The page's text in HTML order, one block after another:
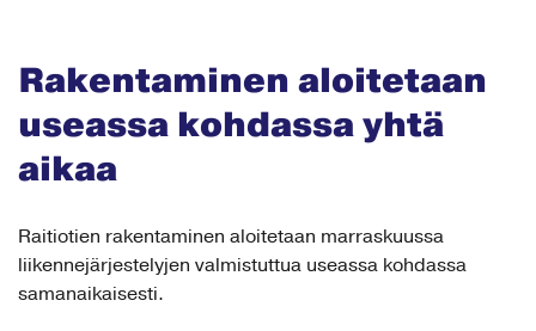
Rakentaminen aloitetaan
useassa kohdassa yhtä
aikaa
Raitiotien rakentaminen aloitetaan marraskuussa
liikennejärjestelyjen valmistuttua useassa kohdassa
samanaikaisesti.